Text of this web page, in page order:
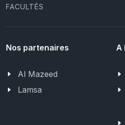
FACULTÉS
Nos partenaires
Al Mazeed
Lamsa
A